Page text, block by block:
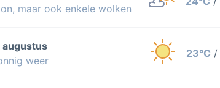
maar ook enkele wolken
augustus
weer
23°C /